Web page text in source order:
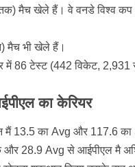
मैच खेले हैं। वे वनडे विश्व कप
मैच भी खेले हैं।
में 86 टेस्ट (442 विकेट,
का केरियर
13.5 का Avg और 117.6 का
28.9 Avg से आईपीएल मै